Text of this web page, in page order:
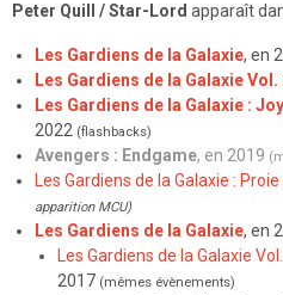
Peter Quill / Star-Lord apparaît
Les Gardiens de la Galaxie, en
Les Gardiens de la Galaxie Vol.
Les Gardiens de la Galaxie :
2022 (flashbacks)
Avengers : Endgame, en 2019
Les Gardiens de la Galaxie :
apparition MCU)
Les Gardiens de la Galaxie, en
Les Gardiens de la Galaxie
2017 (mêmes évènements)